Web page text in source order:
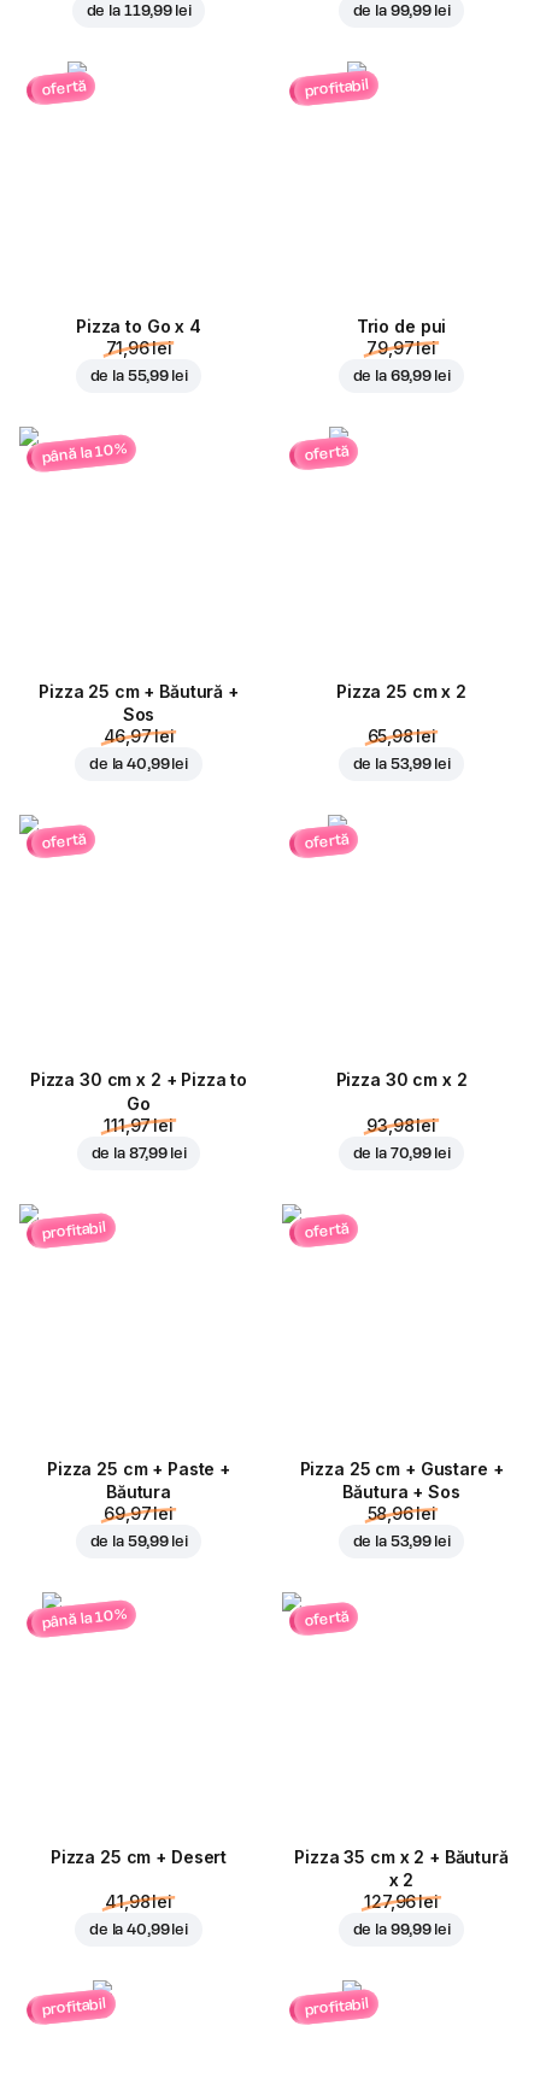
de la 119,99 lei de la 99,99 lei
ofertă
Pizza to Go x 4
71,96 lei
de la 55,99 lei
profitabil
Trio de pui
79,97 lei
de la 69,99 lei
până la 10%
Pizza 25 cm + Băutură +
Sos
46,97 lei
de la40,99 lei
ofertă
Pizza 25 cm x 2
65,98 lei
de la 53,99 lei
ofertă
Pizza 30 cm x 2 + Pizza to
Go
111,97 lei
de la 87,99 lei
ofertă
Pizza 30 cm x 2
93,98 lei
de la 70,99 lei
profitabil
Pizza 25 cm + Paste +
Băutura
69,97 lei
de la 59,99 lei
ofertă
Pizza 25 cm + Gustare +
Băutura + Sos
58,96 lei
de la 53,99 lei
până la 10%
Pizza 25 cm + Desert
41,98 lei
de la40,99 lei
ofertă
Pizza 35 cm x 2 + Băutură
x 2
127,96 lei
de la 99,99 lei
profitabil profitabil